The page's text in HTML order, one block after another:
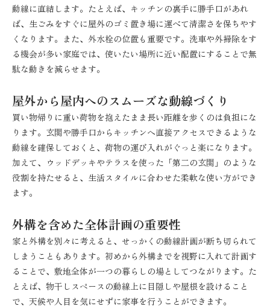
動線に直結します。たとえば、キッチンの裏手に勝手口があれ
ば、生ごみをすぐに屋外のゴミ置き場に運べて清潔さを保ちやす
くなります。また、外水栓の位置も重要です。洗車や外掃除をす
る機会が多い家庭では、使いたい場所に近い配置にすることで無
駄な動きを減らせます。
屋外から屋内へのスムーズな動線づくり
買い物帰りに重い荷物を抱えたまま長い距離を歩くのは負担にな
ります。玄関や勝手口からキッチンへ直接アクセスできるような
動線を確保しておくと、荷物の運び入れがぐっと楽になります。
加えて、ウッドデッキやテラスを使った「第二の玄関」のような
役割を持たせると、生活スタイルに合わせた柔軟な使い方ができ
ます。
外構を含めた全体計画の重要性
家と外構を別々に考えると、せっかくの動線計画が断ち切られて
しまうこともあります。初めから外構までを視野に入れて計画す
ることで、敷地全体が一つの暮らしの場としてつながります。た
とえば、物干しスペースの動線上に目隠しや屋根を設けること
で、天候や人目を気にせずに家事を行うことができます。